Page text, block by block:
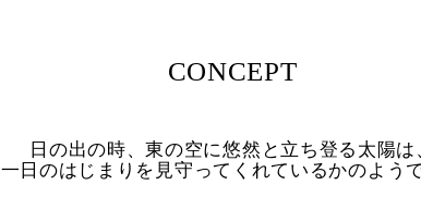
CONCEPT
日の出の時、東の空に悠然と立ち登る太陽は
一日のはじまりを見守ってくれているかのようで